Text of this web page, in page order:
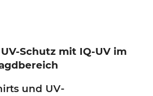
Schutz mit IQ-UV im
und UV-